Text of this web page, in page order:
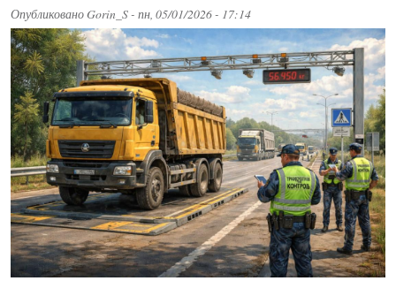
ОпубликованоGorin_S- пн, 05/01/2026 - 17:14